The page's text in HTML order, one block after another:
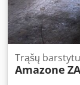
Trąšų
Amazone